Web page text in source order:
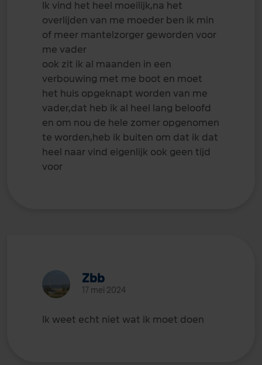
Ik vind het heel moeilijk,na het
overlijden van me moeder ben ik min
of meer mantelzorger geworden voor
me vader
ook zit ik al maanden in een
verbouwing met me boot en moet
het huis opgeknapt worden van me
vader,dat heb ik al heel lang beloofd
en om nou de hele zomer opgenomen
te worden,heb ik buiten om dat ik dat
heel naar vind eigenlijk ook geen tijd
voor
Zbb
17 mei 2024
Ik weet echt niet wat ik moet doen